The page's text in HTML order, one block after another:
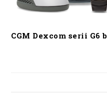
CGM Dexcom serii G6